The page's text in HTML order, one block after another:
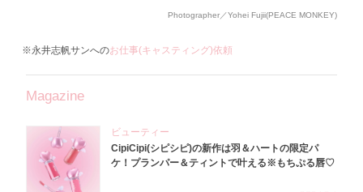
Photographer／Yohei Fujii(PEACE MONKEY)
※永井志帆サンへのお仕事(キャスティング)依頼
Magazine
ビューティー
CipiCipi(シピシピ)の新作は羽＆ハートの限定パ
ケ！プランパー＆ティントで叶える※もちぷる唇♡